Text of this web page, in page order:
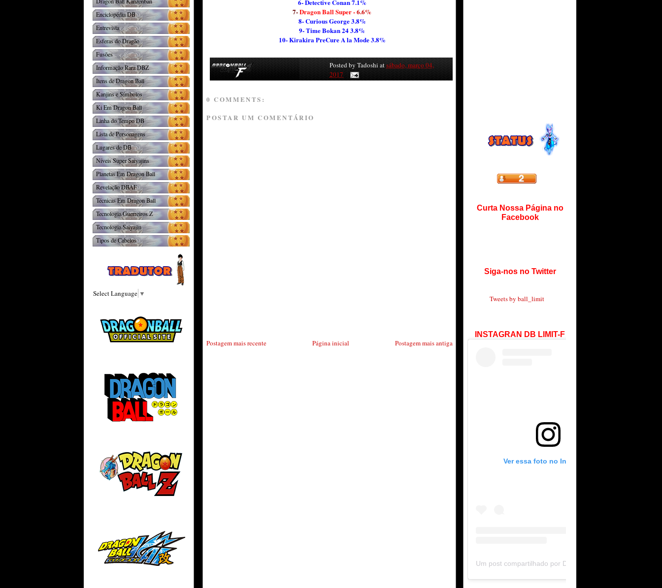
6- Detective Conan 7.1%
7-Dragon Ball Super -6.6%
8- Curious George 3.8%
9- Time Bokan 24 3.8%
10- Kirakira PreCure A la Mode 3.8%
Posted by Tadoshi atsábado, março 04,
2017
0 COMMENTS:
POSTAR UM COMENTÁRIO
Postagem mais recente Postagem mais antiga
Página inicial
Enciclopédia DB
Entrevista
Esferas do Dragão
Fusões
Informação Rara DBZ
Itens de Dragon Ball
Kanjins e Símbolos
Ki Em Dragon Ball
Linha do Tempo DB
Lista de Personagens
Lugares de DB
Níveis Super Saiyajins
Planetas Em Dragon Ball
Revelação DBAF
Técnicas Em Dragon Ball
Tecnologia Guerreiros Z
Tecnologia Saiyajin
Tipos de Cabelos
Select Language ▼
Curta Nossa Página no
Facebook
Siga-nos no Twitter
Tweets by ball_limit
INSTAGRAN DB LIMIT-F
Ver essa foto no Instagram